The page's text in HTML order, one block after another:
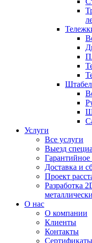
Услуги
Все услуги
Выезд
Доставка и
Проект
Разработка
О нас
О компании
Клиенты
Контакты
Сертификаты